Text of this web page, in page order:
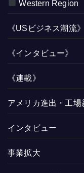
Western Region
《USビジネス潮流》
《インタビュー》
《連載》
アメリカ進出・工場
インタビュー
事業拡大